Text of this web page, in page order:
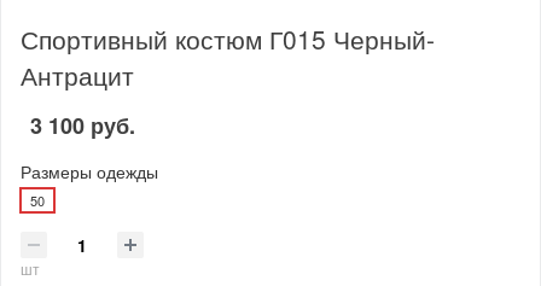
Спортивный костюм Г015 Черный-
Антрацит
3 100 руб.
Размеры одежды
50
шт